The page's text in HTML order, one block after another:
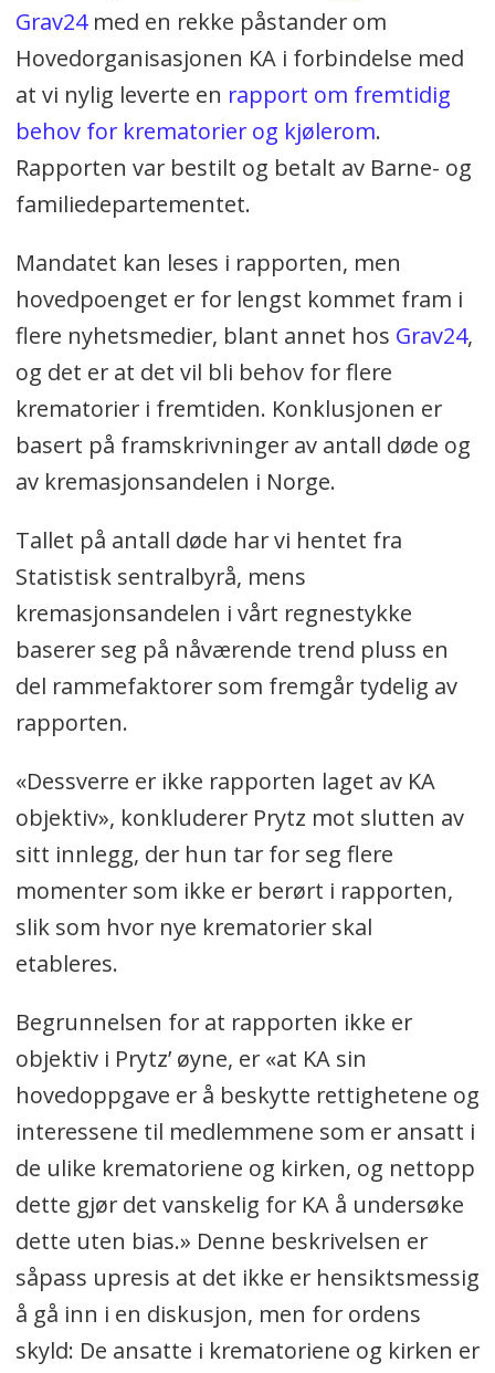
Grav24med en rekke påstander om
Hovedorganisasjonen KA i forbindelse med
at vi nylig leverte en rapport om fremtidig
behov for krematorier og kjølerom.
Rapporten var bestilt og betalt av Barne- og
familiedepartementet.
Mandatet kan leses i rapporten, men
hovedpoenget er for lengst kommet fram i
flere nyhetsmedier, blant annet hos Grav24,
og det er at det vil bli behov for flere
krematorier i fremtiden. Konklusjonen er
basert på framskrivninger av antall døde og
av kremasjonsandelen i Norge.
Tallet på antall døde har vi hentet fra
Statistisk sentralbyrå, mens
kremasjonsandelen i vårt regnestykke
baserer seg på nåværende trend pluss en
del rammefaktorer som fremgår tydelig av
rapporten.
«Dessverre er ikke rapporten laget av KA
objektiv», konkluderer Prytz mot slutten av
sitt innlegg, der hun tar for seg flere
momenter som ikke er berørt i rapporten,
slik som hvor nye krematorier skal
etableres.
Begrunnelsen for at rapporten ikke er
objektiv i Prytz’ øyne, er «at KA sin
hovedoppgave er å beskytte rettighetene og
interessene til medlemmene som er ansatt i
de ulike krematoriene og kirken, og nettopp
dette gjør det vanskelig for KA å undersøke
dette uten bias.» Denne beskrivelsen er
såpass upresis at det ikke er hensiktsmessig
å gå inn i en diskusjon, men for ordens
skyld: De ansatte i krematoriene og kirken er